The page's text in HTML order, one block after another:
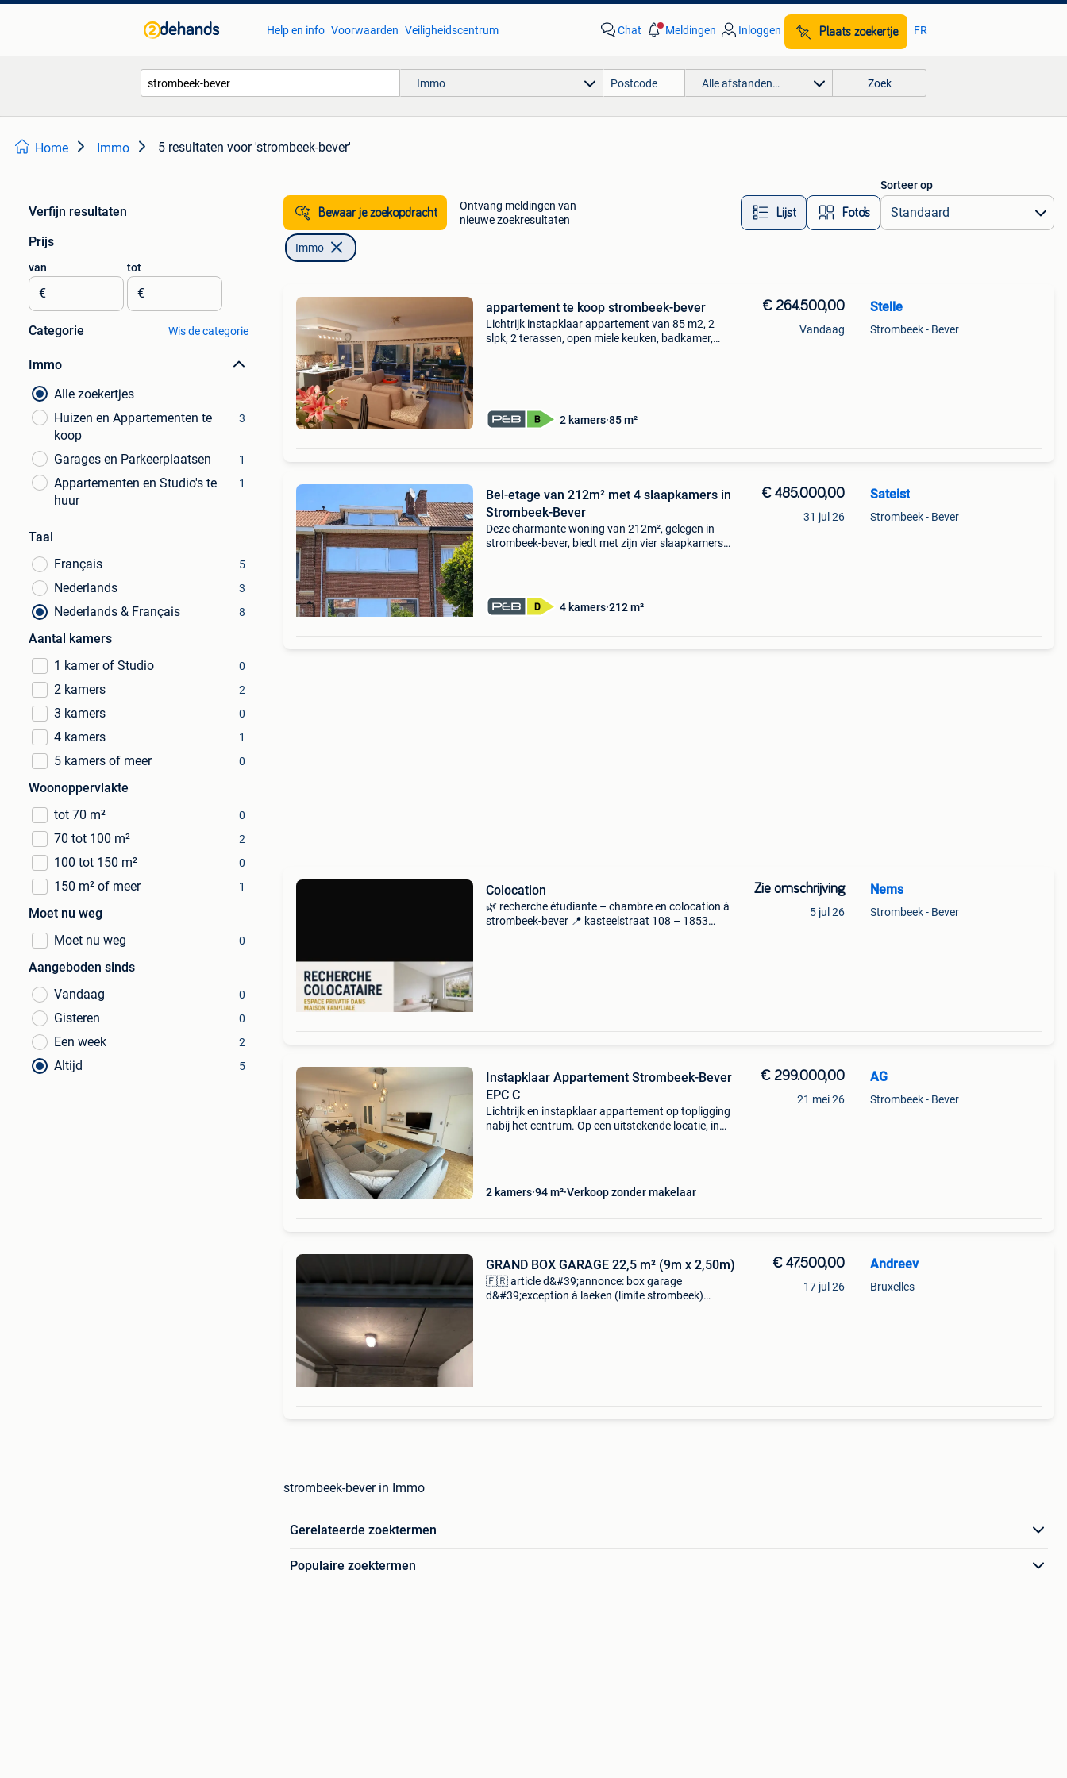
Help en info Voorwaarden Veiligheidscentrum Chat Meldingen Inloggen Plaats zoekertje FR
Immo Alle afstanden… Zoek
Home Immo 5 resultaten voor 'strombeek-bever'
Verfijn resultaten
Prijs
van
€
tot
€
Categorie Wis de categorie
Immo
Alle zoekertjes
Huizen en Appartementen te
koop
3
Garages en Parkeerplaatsen 1
Appartementen en Studio's te
huur
1
Taal
Français
5
Nederlands 3
Nederlands & Français 8
Aantal kamers
1 kamer of Studio
0
2 kamers 2
3 kamers 0
4 kamers 1
5 kamers of meer 0
Woonoppervlakte
tot 70 m²
0
70 tot 100 m² 2
100 tot 150 m² 0
150 m² of meer 1
Moet nu weg
Moet nu weg
0
Aangeboden sinds
Vandaag
0
Gisteren 0
Een week 2
Altijd 5
Bewaar je zoekopdracht
Ontvang meldingen van
nieuwe zoekresultaten
Lijst Foto’s
Sorteer op
Immo
appartement te koop strombeek-bever
Lichtrijk instapklaar appartement van 85 m2, 2
slpk, 2 terassen, open miele keuken, badkamer,
2 kamers 85 m²
€ 264.500,00
Vandaag
Stelle
Strombeek - Bever
Bel-etage van 212m² met 4 slaapkamers in
Strombeek-Bever
Deze charmante woning van 212m², gelegen in
strombeek-bever, biedt met zijn vier slaapkamers
4 kamers 212 m²
€ 485.000,00
31 jul 26
Sateist
Strombeek - Bever
Colocation
🌿 recherche étudiante – chambre en colocation à
strombeek-bever 📍 kasteelstraat 108 – 1853
Zie omschrijving
5 jul 26
Nems
Strombeek - Bever
Instapklaar Appartement Strombeek-Bever
EPC C
Lichtrijk en instapklaar appartement op topligging
nabij het centrum. Op een uitstekende locatie, in
2 kamers 94 m² Verkoop zonder makelaar
€ 299.000,00
21 mei 26
AG
Strombeek - Bever
GRAND BOX GARAGE 22,5 m² (9m x 2,50m)
🇫🇷 article d&#39;annonce: box garage
d&#39;exception à laeken (limite strombeek)
€ 47.500,00
17 jul 26
Andreev
Bruxelles
strombeek-bever in Immo
Gerelateerde zoektermen
Populaire zoektermen